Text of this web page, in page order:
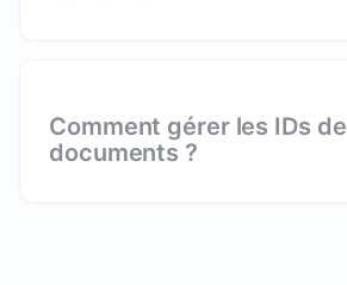
Comment gérer les IDs de
documents ?